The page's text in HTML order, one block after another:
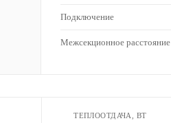
Подключение
Межсекционное расстояние
ТЕПЛООТДАЧА, ВТ